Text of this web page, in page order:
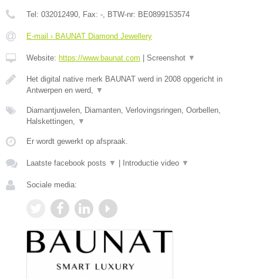
Tel: 032012490 , Fax: - , BTW-nr: BE0899153574
E-mail › BAUNAT Diamond Jewellery
Website: https://www.baunat.com Screenshot ▼
Het digital native merk BAUNAT werd in 2008 opgericht in
Antwerpen en werd,
▼
Diamantjuwelen, Diamanten, Verlovingsringen, Oorbellen,
Halskettingen,
▼
Er wordt gewerkt op afspraak.
Laatste facebook posts ▼ Introductie video ▼
Sociale media: